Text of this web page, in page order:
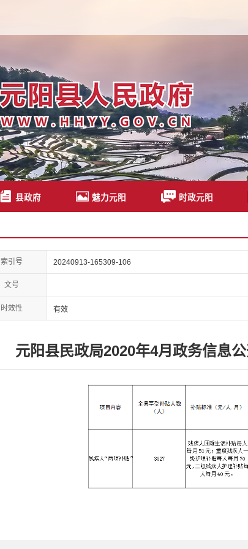
县政府 魅力元阳 时政元阳
索引号 20240913-165309-106
文号
时效性 有效
元阳县民政局2020年4月政务信息